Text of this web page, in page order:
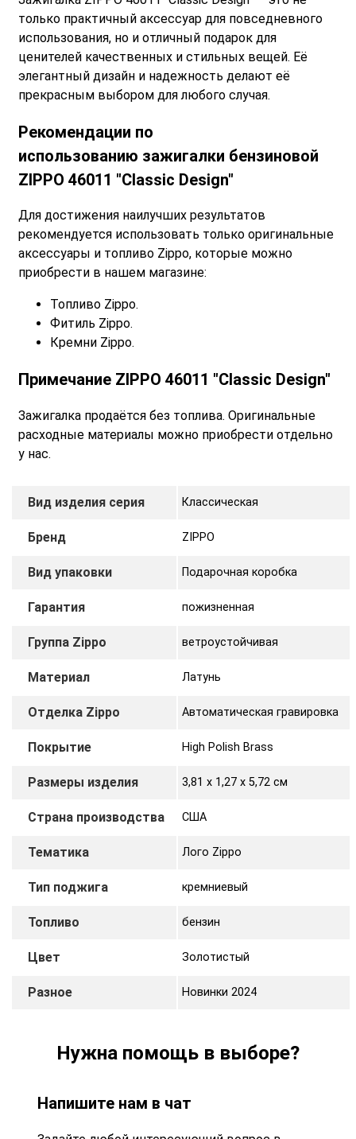
только практичный аксессуар для повседневного
использования, но и отличный подарок для
ценителей качественных и стильных вещей. Её
элегантный дизайн и надежность делают её
прекрасным выбором для любого случая.
Рекомендации по
использованию зажигалки бензиновой
ZIPPO 46011 "Classic Design"
Для достижения наилучших результатов
рекомендуется использовать только оригинальные
аксессуары и топливо Zippo, которые можно
приобрести в нашем магазине:
Топливо Zippo.
Фитиль Zippo.
Кремни Zippo.
Примечание ZIPPO 46011 "Classic Design"
Зажигалка продаётся без топлива. Оригинальные
расходные материалы можно приобрести отдельно
у нас.
Вид изделия серия Классическая
Бренд ZIPPO
Вид упаковки Подарочная коробка
Гарантия пожизненная
Группа Zippo ветроустойчивая
Материал Латунь
Отделка Zippo Автоматическая гравировка
Покрытие High Polish Brass
Размеры изделия 3,81 х 1,27 x 5,72 cм
Страна производства США
Тематика Лого Zippo
Тип поджига кремниевый
Топливо бензин
Цвет Золотистый
Разное Новинки 2024
Нужна помощь в выборе?
Напишите нам в чат